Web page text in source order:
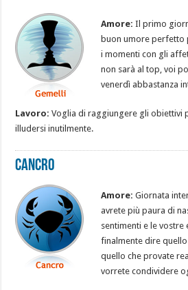
Amore: Il primo
buon umore perfetto
i momenti con gli
non sarà al top, voi
venerdì abbastanza
Lavoro: Voglia di raggiungere gli obiettivi
illudersi inutilmente.
Cancro
Amore: Giornata
avrete più paura di
sentimenti e le vostre
finalmente dire
quello che provate
vorrete condividere